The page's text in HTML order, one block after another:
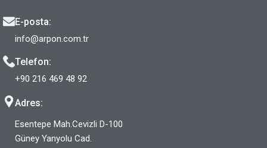
E-posta:
info@arpon.com.tr
Telefon:
+90 216 469 48 92
Adres:
Esentepe Mah.Cevizli D-100
Güney Yanyolu Cad.